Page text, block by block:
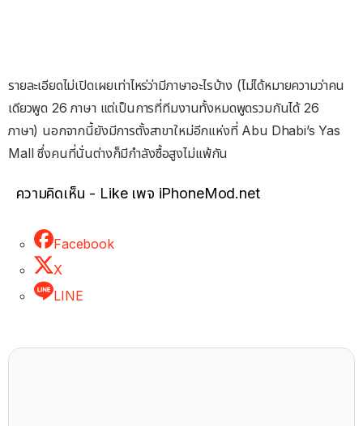
รายละเอียดไม่เปิดเผยเท่าไหร่ว่ามีภาษาอะไรบ้าง (ไม่ได้หมายความว่าคน
เดียวพูด 26 ภาษา แต่เป็นการที่ทีมงานทั้งหมดพูดรวมกันได้ 26
ภาษา) นอกจากนี้ยังมีการตั้งสาขาใหม่อีกแห่งที่ Abu Dhabi’s Yas
Mall ซึ่งคนที่นั่นต่างก็มีกำลังซื้อสูงไม่แพ้กัน
ความคิดเห็น - Like เพจ iPhoneMod.net
Facebook
X
LINE